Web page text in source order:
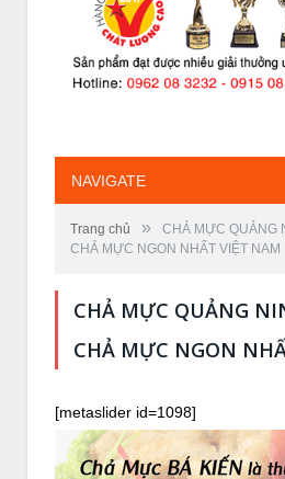
NAVIGATE
Trang chủ »
CHẢ MỰC QUẢNG
CHẢ MỰC NGON NHẤT VIỆT NAM
CHẢ MỰC QUẢNG
CHẢ MỰC NGON
[metaslider id=1098]